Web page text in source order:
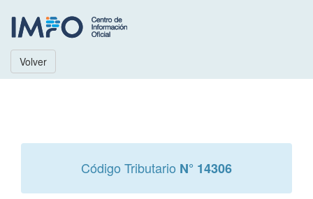
Volver
Código Tributario N° 14306